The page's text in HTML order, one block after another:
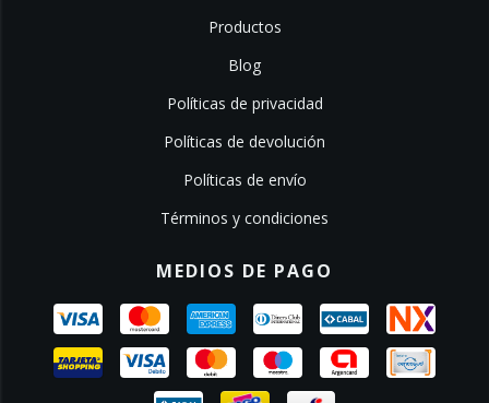
Productos
Blog
Políticas de privacidad
Políticas de devolución
Políticas de envío
Términos y condiciones
MEDIOS DE PAGO